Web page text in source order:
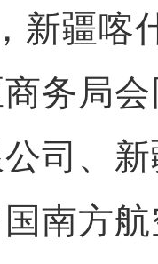
新疆喀
务局
公司、
南方